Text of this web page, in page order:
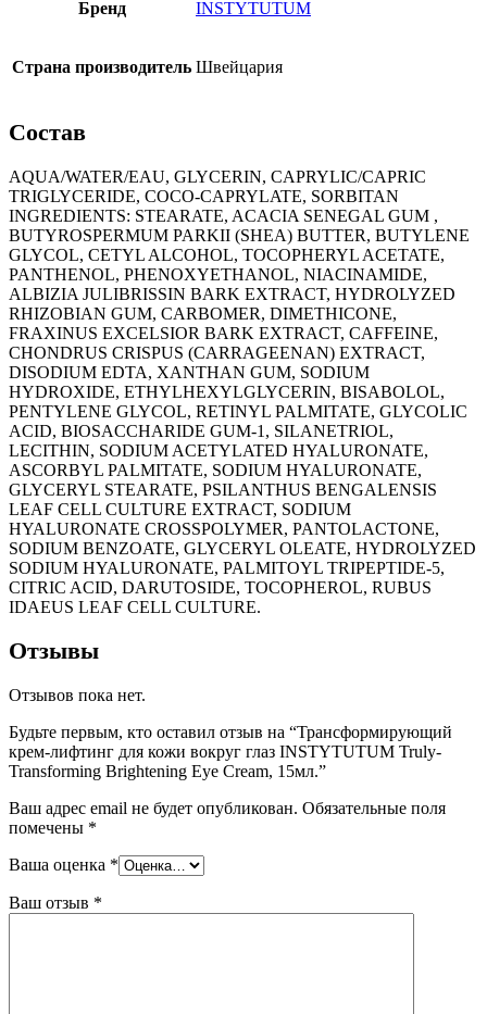
Бренд INSTYTUTUM
Страна производитель Швейцария
Состав
AQUA/WATER/EAU, GLYCERIN, CAPRYLIC/CAPRIC
TRIGLYCERIDE, COCO-CAPRYLATE, SORBITAN
INGREDIENTS: STEARATE, ACACIA SENEGAL GUM ,
BUTYROSPERMUM PARKII (SHEA) BUTTER, BUTYLENE
GLYCOL, CETYL ALCOHOL, TOCOPHERYL ACETATE,
PANTHENOL, PHENOXYETHANOL, NIACINAMIDE,
ALBIZIA JULIBRISSIN BARK EXTRACT, HYDROLYZED
RHIZOBIAN GUM, CARBOMER, DIMETHICONE,
FRAXINUS EXCELSIOR BARK EXTRACT, CAFFEINE,
CHONDRUS CRISPUS (CARRAGEENAN) EXTRACT,
DISODIUM EDTA, XANTHAN GUM, SODIUM
HYDROXIDE, ETHYLHEXYLGLYCERIN, BISABOLOL,
PENTYLENE GLYCOL, RETINYL PALMITATE, GLYCOLIC
ACID, BIOSACCHARIDE GUM-1, SILANETRIOL,
LECITHIN, SODIUM ACETYLATED HYALURONATE,
ASCORBYL PALMITATE, SODIUM HYALURONATE,
GLYCERYL STEARATE, PSILANTHUS BENGALENSIS
LEAF CELL CULTURE EXTRACT, SODIUM
HYALURONATE CROSSPOLYMER, PANTOLACTONE,
SODIUM BENZOATE, GLYCERYL OLEATE, HYDROLYZED
SODIUM HYALURONATE, PALMITOYL TRIPEPTIDE-5,
CITRIC ACID, DARUTOSIDE, TOCOPHEROL, RUBUS
IDAEUS LEAF CELL CULTURE.
Отзывы
Отзывов пока нет.
Будьте первым, кто оставил отзыв на “Трансформирующий
крем-лифтинг для кожи вокруг глаз INSTYTUTUM Truly-
Transforming Brightening Eye Cream, 15мл.”
Ваш адрес email не будет опубликован. Обязательные поля
помечены *
Ваша оценка *
Ваш отзыв *